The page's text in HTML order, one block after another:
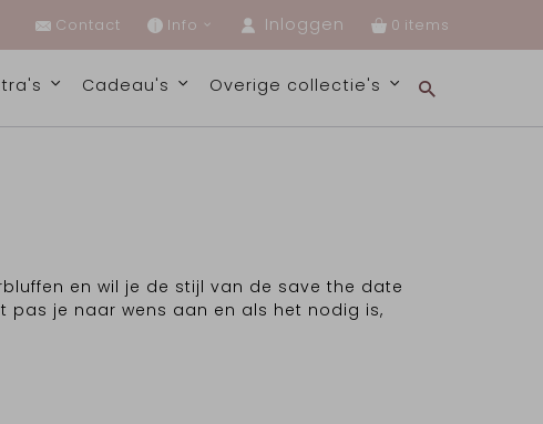
Contact Info Inloggen 0
Cadeau's Overige collectie's
en wil je de stijl van de save the date
pas je naar wens aan en als het nodig is,